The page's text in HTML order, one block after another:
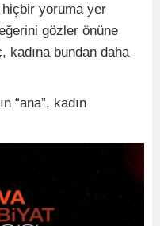
hiçbir yoruma yer
gözler önüne
kadına bundan daha
“ana”, kadın